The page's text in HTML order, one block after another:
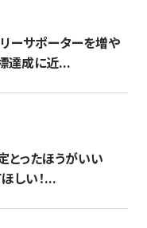
リーサポーターを増や
達成に近...
とったほうがいい
しい！...